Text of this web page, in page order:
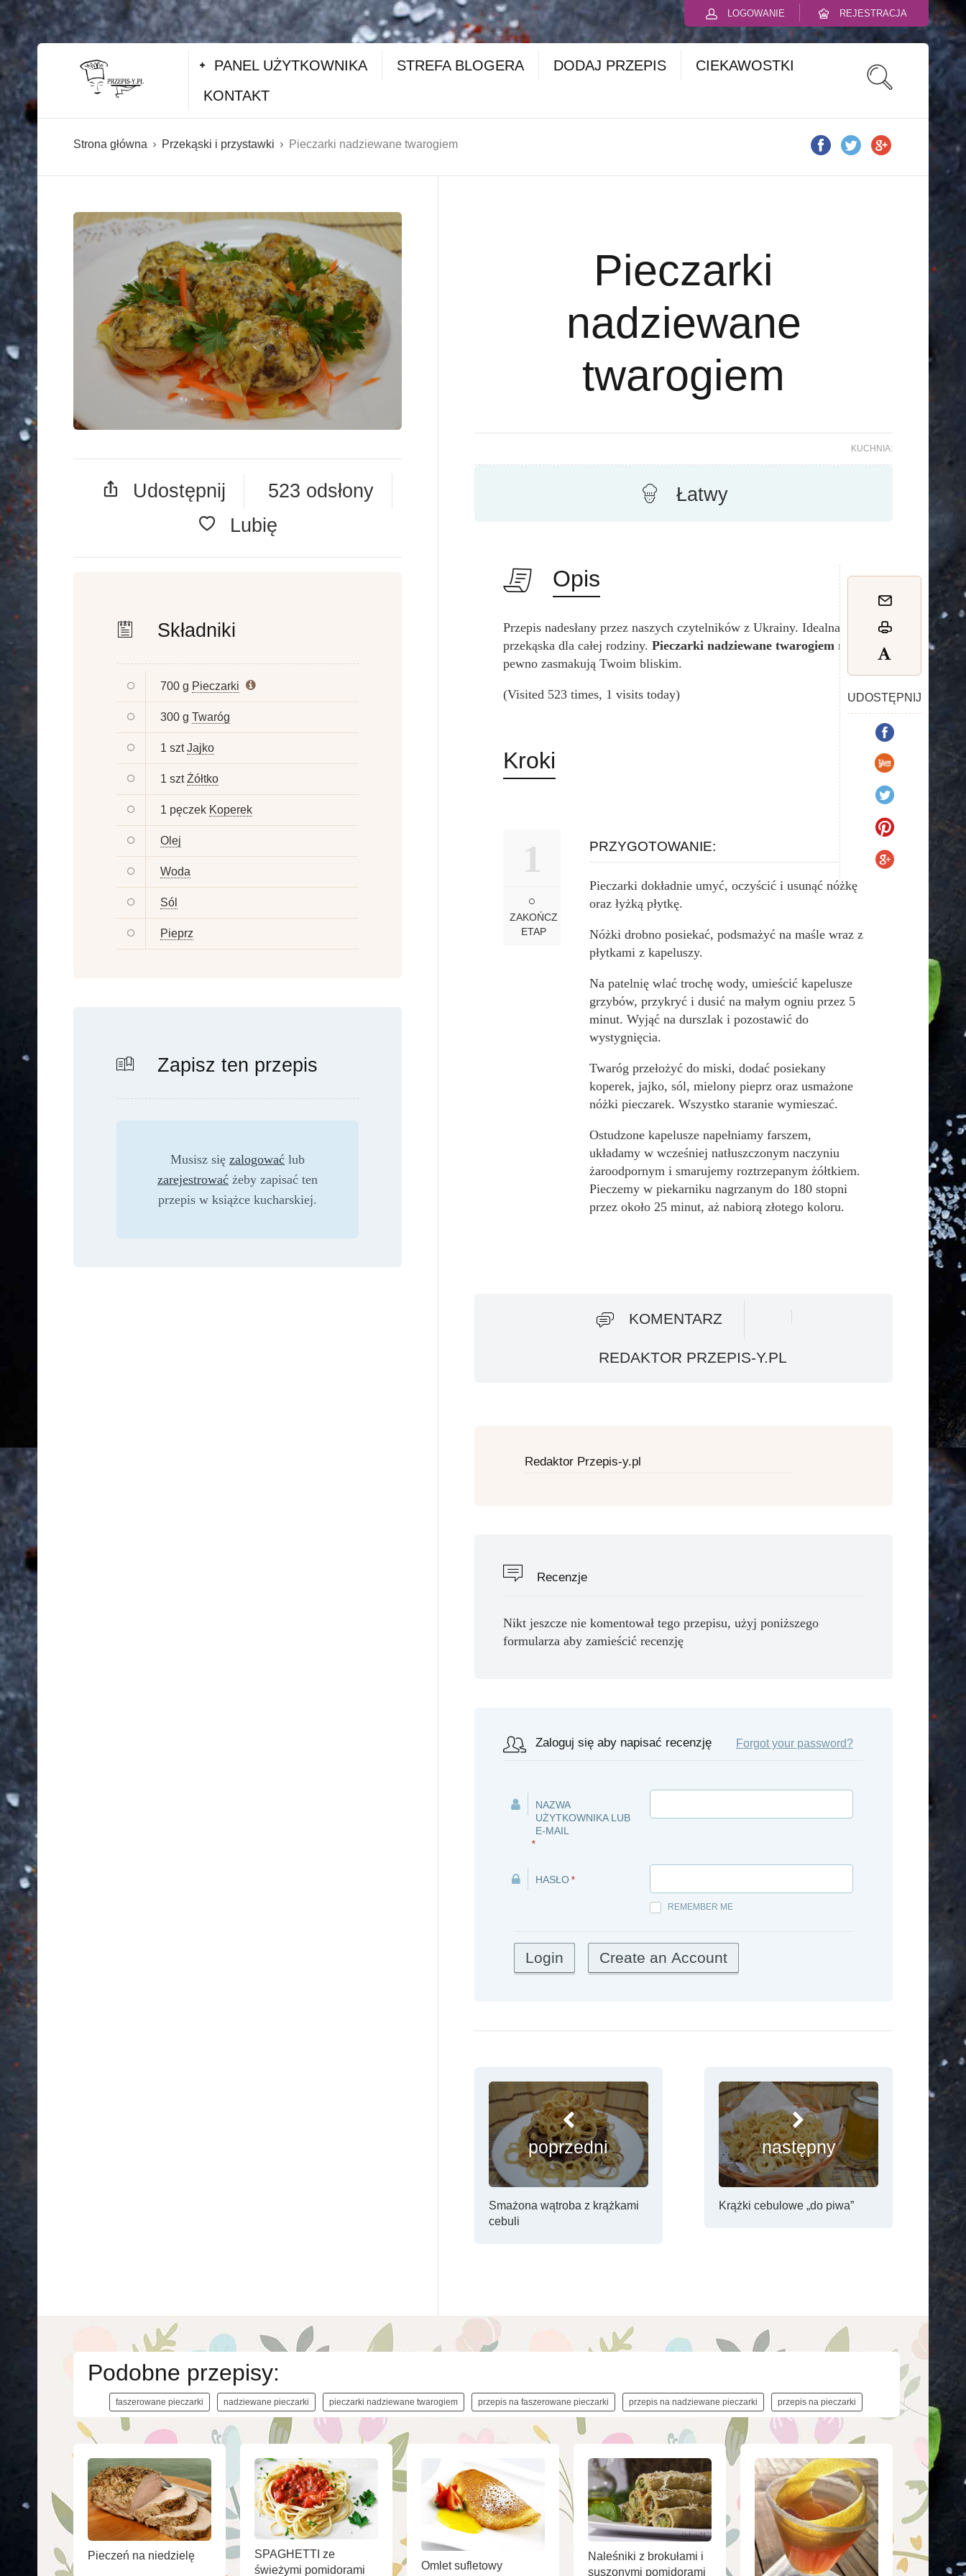
LOGOWANIE REJESTRACJA
PANEL UŻYTKOWNIKA STREFA BLOGERA DODAJ PRZEPIS
CIEKAWOSTKI
KONTAKT
Strona główna Przekąski i przystawki Pieczarki nadziewane twarogiem
Udostępnij
523 odsłony
Lubię
Składniki
700 g Pieczarki
300 g Twaróg
1 szt Jajko
1 szt Żółtko
1 pęczek Koperek
Olej
Woda
Sól
Pieprz
Zapisz ten przepis
Musisz się zalogować lub
zarejestrować żeby zapisać ten
przepis w książce kucharskiej.
Pieczarki
nadziewane
twarogiem
KUCHNIA:
Łatwy
Opis
UDOSTĘPNIJ
Przepis nadesłany przez naszych czytelników z Ukrainy. Idealna
przekąska dla całej rodziny. Pieczarki nadziewane twarogiem na
pewno zasmakują Twoim bliskim.
(Visited 523 times, 1 visits today)
Kroki
1
ZAKOŃCZ
ETAP
PRZYGOTOWANIE:
Pieczarki dokładnie umyć, oczyścić i usunąć nóżkę
oraz łyżką płytkę.
Nóżki drobno posiekać, podsmażyć na maśle wraz z
płytkami z kapeluszy.
Na patelnię wlać trochę wody, umieścić kapelusze
grzybów, przykryć i dusić na małym ogniu przez 5
minut. Wyjąć na durszlak i pozostawić do
wystygnięcia.
Twaróg przełożyć do miski, dodać posiekany
koperek, jajko, sól, mielony pieprz oraz usmażone
nóżki pieczarek. Wszystko staranie wymieszać.
Ostudzone kapelusze napełniamy farszem,
układamy w wcześniej natłuszczonym naczyniu
żaroodpornym i smarujemy roztrzepanym żółtkiem.
Pieczemy w piekarniku nagrzanym do 180 stopni
przez około 25 minut, aż nabiorą złotego koloru.
KOMENTARZ
REDAKTOR PRZEPIS-Y.PL
Redaktor Przepis-y.pl
Recenzje
Nikt jeszcze nie komentował tego przepisu, użyj poniższego
formularza aby zamieścić recenzję
Zaloguj się aby napisać recenzję Forgot your password?
NAZWA
UŻYTKOWNIKA LUB
E-MAIL
*
HASŁO *
REMEMBER ME
poprzedni
Smażona wątroba z krążkami
cebuli
następny
Krążki cebulowe „do piwa”
Podobne przepisy:
faszerowane pieczarki nadziewane pieczarki pieczarki nadziewane twarogiem przepis na faszerowane pieczarki przepis na nadziewane pieczarki przepis na pieczarki
Pieczeń na niedzielę
SPAGHETTI ze
świeżymi pomidorami
Omlet sufletowy
Naleśniki z brokułami i
suszonymi pomidorami